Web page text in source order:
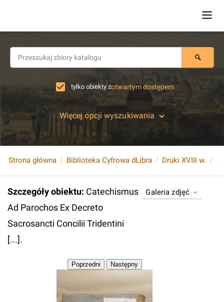
tylko obiekty zotwartym dostępem
Więcej opcji wyszukiwania
Strona główna Biblioteka Cyfrowa dLibra Druki XVIII w.
Szczegóły obiektu: Catechismus
Ad Parochos Ex Decreto
Sacrosancti Concilii Tridentini
[...].
Galeria zdjęć